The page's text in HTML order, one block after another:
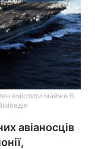
вмістити майже 6
авіаносців